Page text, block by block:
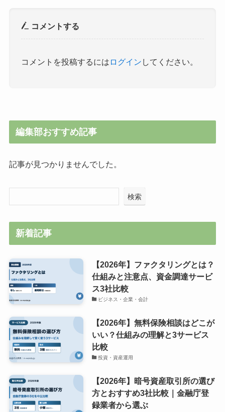
コメントする
コメントを投稿するには ログイン してください。
編集部おすすめ記事
記事が見つかりませんでした。
検索
新着記事
【2026年】ファクタリングとは？
仕組みと注意点、資金調達サービ
ス3社比較
ビジネス・企業・会計
【2026年】無料保険相談はどこが
いい？仕組みの理解と3サービス
比較
投資・資産運用
【2026年】暗号資産取引所の選び
方とおすすめ3社比較｜金融庁登
録業者から選ぶ